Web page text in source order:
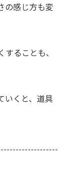
の感じ方も変
ることも、
いくと、道具